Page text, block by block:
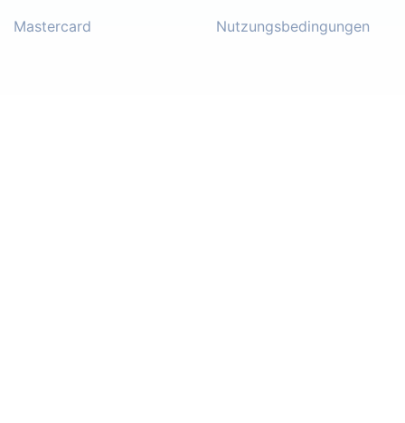
Mastercard
Nutzungsbedingungen